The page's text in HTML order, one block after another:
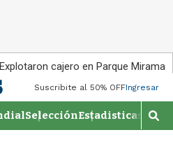
Explotaron cajero en Parque Miramar
Suscribite al 50% OFFIngresar
SelecciónEstadisticas
M
o